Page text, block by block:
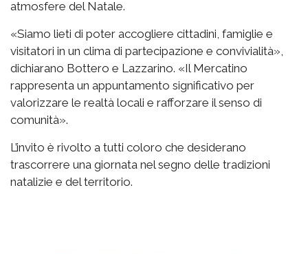
atmosfere del Natale.
«Siamo lieti di poter accogliere cittadini, famiglie e
visitatori in un clima di partecipazione e convivialità»,
dichiarano Bottero e Lazzarino. «Il Mercatino
rappresenta un appuntamento significativo per
valorizzare le realtà locali e rafforzare il senso di
comunità».
L’invito è rivolto a tutti coloro che desiderano
trascorrere una giornata nel segno delle tradizioni
natalizie e del territorio.